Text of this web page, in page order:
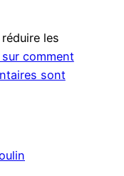
les
comment
sont